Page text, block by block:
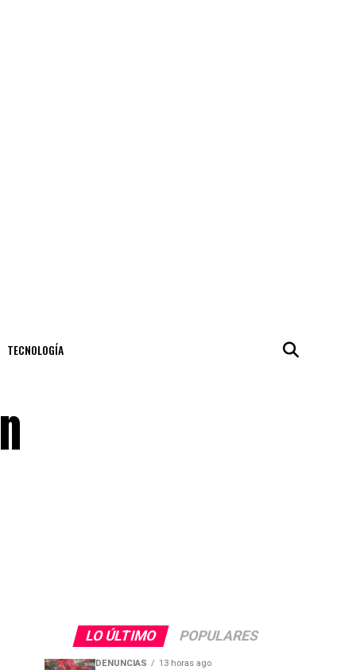
TECNOLOGÍA
LO ÚLTIMO POPULARES
DENUNCIAS 13 horas ago